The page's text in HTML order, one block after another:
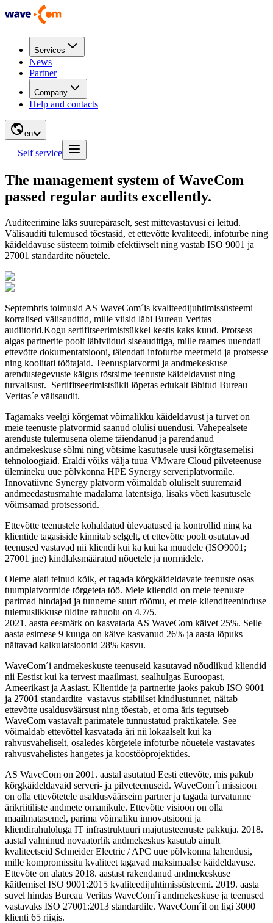
Services
News
Partner
Company
Help and contacts
en
Self service
The management system of WaveCom
passed regular audits excellently.
Auditeerimine läks suurepäraselt, sest mittevastavusi ei leitud.
Välisauditi tulemused tõestasid, et ettevõtte kvaliteedi, infoturbe ning
käideldavuse süsteem toimib efektiivselt ning vastab ISO 9001 ja
27001 standardite nõuetele.
Septembris toimusid AS WaveCom´is kvaliteedijuhtimissüsteemi
korralised välisauditid, mille viisid läbi Bureau Veritas
audiitorid.Kogu sertifitseerimistsükkel kestis kaks kuud. Protsess
algas partnerite poolt läbiviidud siseauditiga, mille raames uuendati
ettevõtte dokumentatsiooni, täiendati infoturbe meetmeid ja protsesse
ning koolitati töötajaid. Teenusplatvormi ja andmekeskuse
arendustegevuste käigus tõstsime teenuste käideldavust ning
turvalisust. Sertifitseerimistsükli lõpetas edukalt läbitud Bureau
Veritas´e välisaudit.
Tagamaks veelgi kõrgemat võimalikku käideldavust ja turvet on
meie teenuste platvormid saanud olulisi uuendusi. Vahepealsete
arenduste tulemusena oleme täiendanud ja parendanud
andmekeskuse sõlmi ning võtsime kasutusele uusi kõrgtasemelisi
tehnoloogiaid. Eraldi võiks välja tuua VMware Cloud pilveteenuse
ülemineku uue põlvkonna HPE Synergy serveriplatvormile.
Innovatiivne Synergy platvorm võimaldab oluliselt suuremaid
andmeedastusmahte madalama latentsiga, lisaks võeti kasutusele
võimsamad protsessorid.
Ettevõtte teenustele kohaldatud ülevaatused ja kontrollid ning ka
klientide tagasiside kinnitab selgelt, et ettevõtte poolt osutatavad
teenused vastavad nii kliendi kui ka kui ka muudele (ISO9001;
27001 jne) kindlaksmääratud nõuetele ja normidele.
Oleme alati teinud kõik, et tagada kõrgkäideldavate teenuste osas
tuumplatvormide tõrgeteta töö. Meie kliendid on meie teenuste
parimad hindajad ja tunneme suurt rõõmu, et meie klienditeeninduse
tulemuslikkuse üldine rahuolu on 4.7/5.
2021. aasta eesmärk on kasvatada AS WaveCom käivet 25%. Selle
aasta esimese 9 kuuga on käive kasvanud 26% ja aasta lõpuks
näitavad kalkulatsioonid 28% kasvu.
WaveCom´i andmekeskuste teenuseid kasutavad nõudlikud kliendid
nii Eestist kui ka tervest maailmast, sealhulgas Euroopast,
Ameerikast ja Aasiast. Klientide ja partnerite jaoks pakub ISO 9001
ja 27001 standardite vastavus stabiilset kindlustunnet, näitab
ettevõtte usaldusväärsust ning tõestab, et oma äris tegutseb
WaveCom vastavalt parimatele tunnustatud praktikatele. See
võimaldab ettevõttel kasvatada äri nii lokaalselt kui ka
rahvusvaheliselt, osaledes kõrgetele infoturbe nõuetele vastavates
rahvusvahelistes hangetes ja koostööprojektides.
AS WaveCom on 2001. aastal asutatud Eesti ettevõte, mis pakub
kõrgkäideldavaid serveri- ja pilveteenuseid. WaveCom´i missioon
on olla ettevõtetele usaldusväärseim partner ja tagada turvatunne
ärikriitiliste andmete omanikule. Ettevõtte visioon on olla
maailmatasemel, parima võimaliku innovatsiooni ja
kliendirahuloluga IT infrastruktuuri majutusteenuste pakkuja. 2018.
aastal valminud novaatorlik andmekeskus kasutab ainult
kvaliteetseid Schneider Electric / APC uue põlvkonna lahendusi,
mille kompromissitu kvaliteet tagavad maksimaalse käideldavuse.
Ettevõte on alates 2018. aastast rakendanud andmekeskuse
käitlemisel ISO 9001:2015 kvaliteedijuhtimissüsteemi. 2019. aasta
suvel hindas Bureau Veritas WaveCom´i andmekeskuse ja teenused
vastavaks ISO 27001:2013 standardile. WaveCom´il on ligi 3000
klienti 65 riigis.